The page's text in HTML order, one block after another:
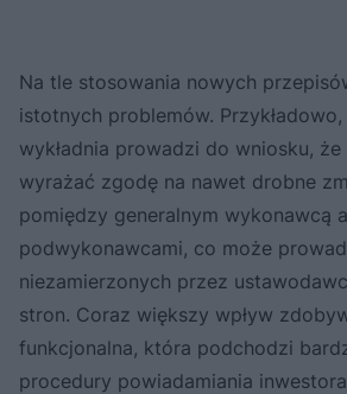
Na tle stosowania nowych
istotnych problemów.
wykładnia prowadzi do wniosku,
wyrażać zgodę na nawet drobne
pomiędzy generalnym wykonawcą a
podwykonawcami, co może
niezamierzonych przez
stron. Coraz większy wpływ
funkcjonalna, która podchodzi
procedury powiadamiania